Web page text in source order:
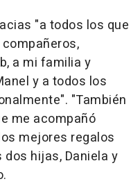
"a todos los que
a mi familia y
y a todos los
"También
me acompañó
mejores regalos
hijas, Daniela y